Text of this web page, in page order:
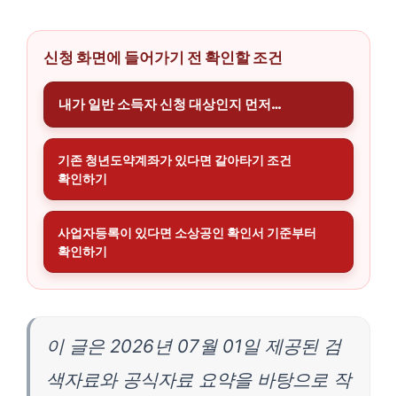
신청 화면에 들어가기 전 확인할 조건
내가 일반 소득자 신청 대상인지 먼저…
기존 청년도약계좌가 있다면 갈아타기 조건
확인하기
사업자등록이 있다면 소상공인 확인서 기준부터
확인하기
이 글은 2026년 07월 01일 제공된 검
색자료와 공식자료 요약을 바탕으로 작